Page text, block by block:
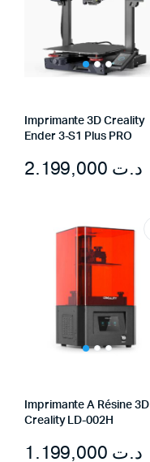
Imprimante 3D Creality
Ender 3-S1 Plus PRO
د.ت
Imprimante A Résine 3D
Creality LD-002H
د.ت